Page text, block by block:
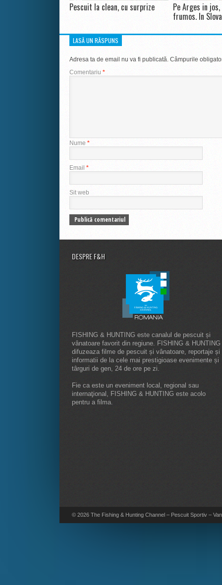
Pescuit la clean, cu surprize Pe Arges in
frumos. In
LASĂ UN RĂSPUNS
Adresa ta de email nu va fi publicată. Câmpurile
Comentariu *
Nume *
Email *
Sit web
DESPRE F&H
FISHING & HUNTING este canalul de pescuit și
vânatoare favorit din regiune. FISHING & HUNTING
difuzeaza filme de pescuit și vânatoare, reportaje și
informatii de la cele mai prestigioase evenimente și
târguri de gen, 24 de ore pe zi.
Fie ca este un eveniment local, regional sau
internaţional, FISHING & HUNTING este acolo
pentru a filma.
© 2026 The Fishing & Hunting Channel – Pescuit Sportiv –